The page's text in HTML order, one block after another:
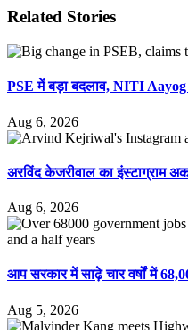
Related Stories
PSE में बड़ा बदलाव, NITI Aayog
Aug 6, 2026
अरविंद केजरीवाल का इंस्टाग्राम
Aug 6, 2026
आप सरकार में साढ़े चार वर्षों में
Aug 5, 2026